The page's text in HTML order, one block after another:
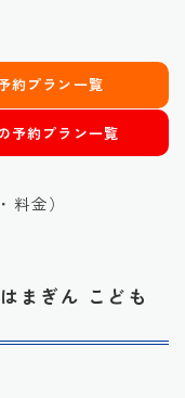
約プラン一覧
予約プラン一覧
金）
まぎん こども